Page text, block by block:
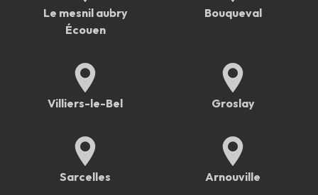
Le mesnil aubry
Écouen
Bouqueval
Villiers-le-Bel Groslay
Sarcelles Arnouville